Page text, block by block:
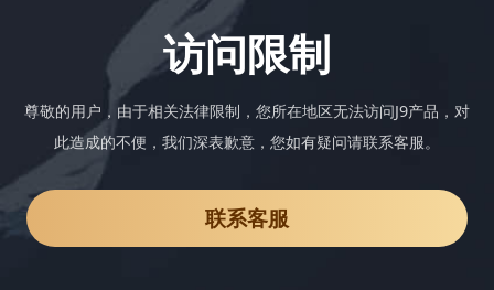
访问限制
尊敬的用户，由于相关法律限制，您所在地区无法访问J9产品，对
此造成的不便，我们深表歉意，您如有疑问请联系客服。
联系客服